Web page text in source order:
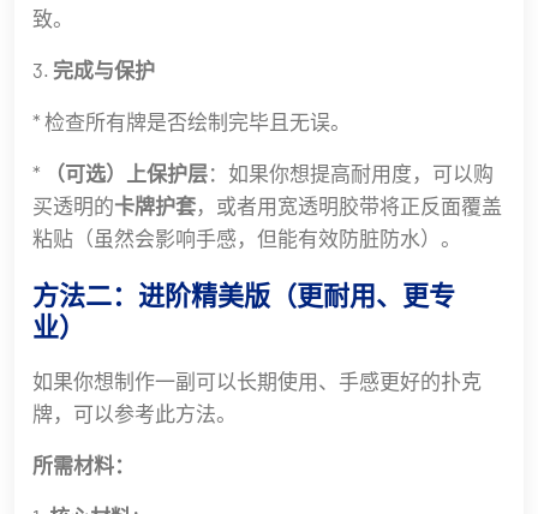
致。
3. 完成与保护
* 检查所有牌是否绘制完毕且无误。
* （可选）上保护层：如果你想提高耐用度，可以购
买透明的卡牌护套，或者用宽透明胶带将正反面覆盖
粘贴（虽然会影响手感，但能有效防脏防水）。
方法二：进阶精美版（更耐用、更专
业）
如果你想制作一副可以长期使用、手感更好的扑克
牌，可以参考此方法。
所需材料：